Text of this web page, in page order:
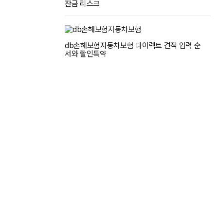
잔금 리스크
db손해보험자동차보험 다이렉트 견적 입력 순
서와 할인특약